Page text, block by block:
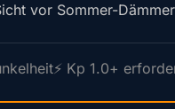
vor Sommer-
⚡ Kp 1.0+